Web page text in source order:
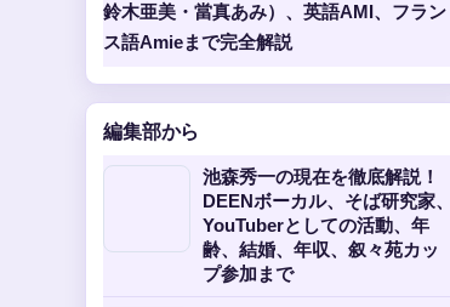
鈴木亜美・當真あみ）、英語AMI、フラン
ス語Amieまで完全解説
編集部から
池森秀一の現在を徹底解説！
DEENボーカル、そば研究家、
YouTuberとしての活動、年
齢、結婚、年収、叙々苑カッ
プ参加まで